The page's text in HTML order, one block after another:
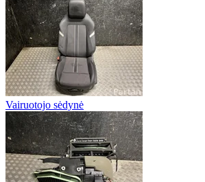
Vairuotojo sėdynė